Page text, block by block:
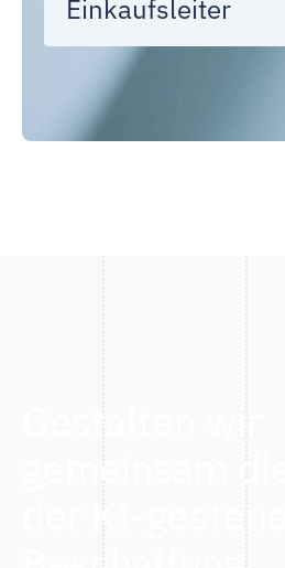
Einkaufsleiter
Gestalten wir
gemeinsam
der KI-